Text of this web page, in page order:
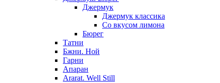
Джермук
Джермук классика
Со вкусом лимона
Бюрег
Татни
Бжни. Ной
Гарни
Апаран
Ararat. Well Still